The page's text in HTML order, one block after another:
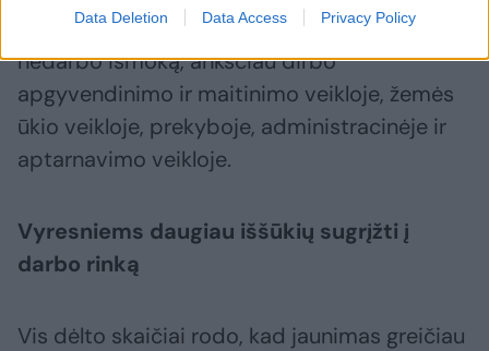
Data Deletion Data Access Privacy Policy
Žmonės, kurie pirmąjį metų ketvirtį gavo
nedarbo išmoką, anksčiau dirbo
apgyvendinimo ir maitinimo veikloje, žemės
ūkio veikloje, prekyboje, administracinėje ir
aptarnavimo veikloje.
Vyresniems daugiau iššūkių sugrįžti į
darbo rinką
Vis dėlto skaičiai rodo, kad jaunimas greičiau